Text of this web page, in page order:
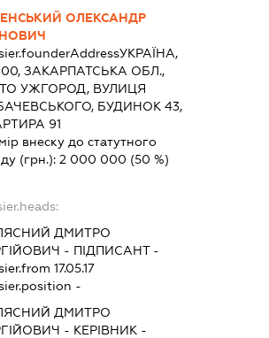
ОЛЕКСАНДР
УКРАЇНА,
ЗАКАРПАТСЬКА ОБЛ.,
УЖГОРОД, ВУЛИЦЯ
БУДИНОК 43,
91
внеску до статутного
(грн.): 2 000 000 (50 %)
ДМИТРО
- ПІДПИСАНТ-
17.05.17
-
ДМИТРО
- КЕРІВНИК -